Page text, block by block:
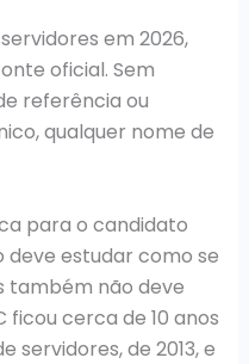
em 2026,
oficial. Sem
referência ou
qualquer nome de
para o candidato
deve estudar como se
também não deve
ficou cerca de 10 anos
servidores, de 2013, e